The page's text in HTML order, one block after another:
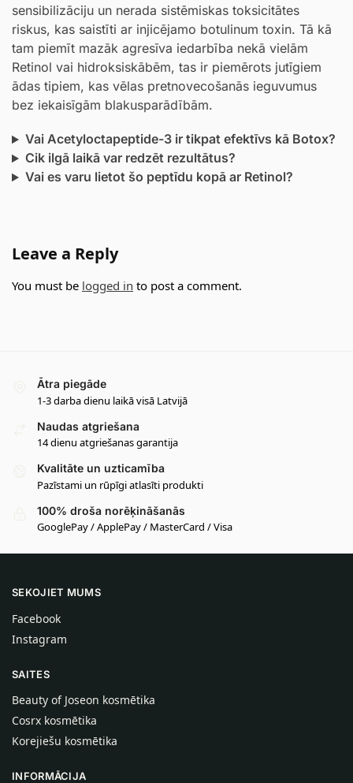
sensibilizāciju un nerada sistēmiskas toksicitātes
riskus, kas saistīti ar injicējamo botulinum toxin. Tā kā
tam piemīt mazāk agresīva iedarbība nekā vielām
Retinol vai hidroksiskābēm, tas ir piemērots jutīgiem
ādas tipiem, kas vēlas pretnovecošanās ieguvumus
bez iekaisīgām blakusparādībām.
Vai Acetyloctapeptide-3 ir tikpat efektīvs kā Botox?
Cik ilgā laikā var redzēt rezultātus?
Vai es varu lietot šo peptīdu kopā ar Retinol?
Leave a Reply
You must be logged in to post a comment.
Ātra piegāde
1-3 darba dienu laikā visā Latvijā
Naudas atgriešana
14 dienu atgriešanas garantija
Kvalitāte un uzticamība
Pazīstami un rūpīgi atlasīti produkti
100% droša norēķināšanās
GooglePay / ApplePay / MasterCard / Visa
SEKOJIET MUMS
Facebook
Instagram
SAITES
Beauty of Joseon kosmētika
Cosrx kosmētika
Korejiešu kosmētika
INFORMĀCIJA